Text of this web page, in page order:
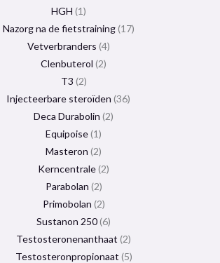
HGH 1
Nazorg na de fietstraining 17
Vetverbranders 4
Clenbuterol 2
T3 2
Injecteerbare steroïden 36
Deca Durabolin 2
Equipoise 1
Masteron 2
Kerncentrale 2
Parabolan 2
Primobolan 2
Sustanon 250 6
Testosteronenanthaat 2
Testosteronpropionaat 5